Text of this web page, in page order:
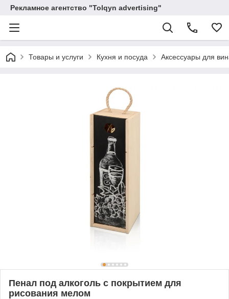
Рекламное агентство "Tolqyn advertising"
Товары и услуги Кухня и посуда Аксессуары для
Пенал под алкоголь с покрытием для
рисования мелом